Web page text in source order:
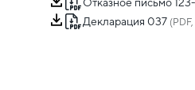
Декларация 037 (PDF,